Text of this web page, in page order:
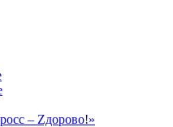
– Zдорово!»